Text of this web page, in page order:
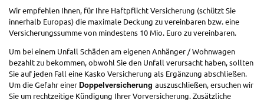
Wir empfehlen Ihnen, für Ihre Haftpflicht Versicherung (schützt Sie
innerhalb Europas) die maximale Deckung zu vereinbaren bzw. eine
Versicherungssumme von mindestens 10 Mio. Euro zu vereinbaren.
Um bei einem Unfall Schäden am eigenen Anhänger / Wohnwagen
bezahlt zu bekommen, obwohl Sie den Unfall verursacht haben, sollten
Sie auf jeden Fall eine Kasko Versicherung als Ergänzung abschließen.
Um die Gefahr einer Doppelversicherung auszuschließen, ersuchen wir
Sie um rechtzeitige Kündigung Ihrer Vorversicherung. Zusätzliche